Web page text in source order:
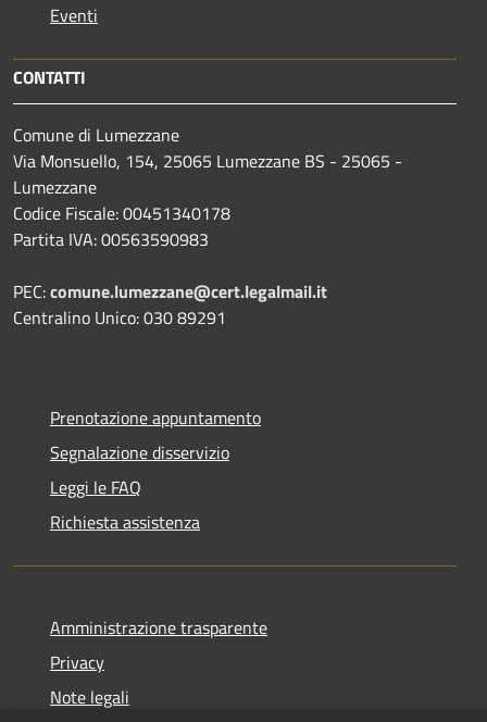
Eventi
CONTATTI
Comune di Lumezzane
Via Monsuello, 154, 25065 Lumezzane BS - 25065 -
Lumezzane
Codice Fiscale: 00451340178
Partita IVA: 00563590983
PEC:comune.lumezzane@cert.legalmail.it
Centralino Unico: 030 89291
Prenotazione appuntamento
Segnalazione disservizio
Leggi le FAQ
Richiesta assistenza
Amministrazione trasparente
Privacy
Note legali